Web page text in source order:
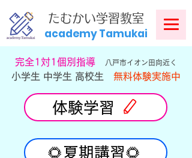
​たむかい学習教室
academy Tamukai
​完全1対1個別指導 八戸市イオン田向近く
小学生 中学生 高校生 無料体験実施中
体験学習
🌻夏期講習🌻